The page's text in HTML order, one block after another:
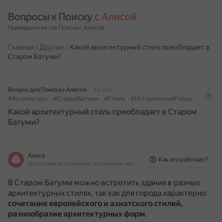
Вопросы к Поиску с Алисой
Примеры ответов Поиска с Алисой
Главная / Другое / Какой архитектурный стиль преобладает в
Старом Батуми?
Вопрос для Поиска с Алисой
15 мая
#Архитектура
#СтарыйБатуми #Стиль #ИсторическийГород
Какой архитектурный стиль преобладает в Старом
Батуми?
Алиса
На основе источников, возможны неточности
Как это работает?
В Старом Батуми можно встретить здания в разных
архитектурных стилях, так как для города характерно
сочетание европейского и азиатского стилей,
разнообразие архитектурных форм.